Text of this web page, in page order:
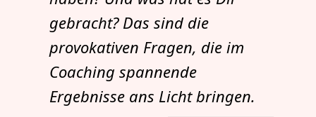
gebracht? Das sind die
provokativen Fragen, die im
Coaching spannende
Ergebnisse ans Licht bringen.